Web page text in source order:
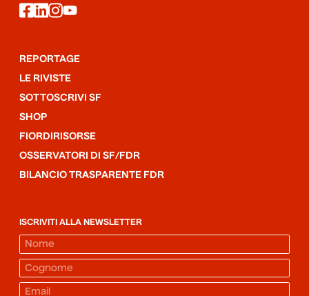
facebook
linkedin
instagram
youtube
REPORTAGE
LE RIVISTE
SOTTOSCRIVI SF
SHOP
FIORDIRISORSE
OSSERVATORI DI SF/FDR
BILANCIO TRASPARENTE FDR
ISCRIVITI ALLA NEWSLETTER